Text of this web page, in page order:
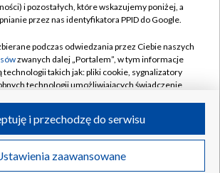
Cyfrowa
Pomoc
Kontakt
Kanały
Polska S.A. w likwidacji
i pozostałych, które wskazujemy poniżej, a
przez nas identyfikatora PPID do Google.
podczas odwiedzania przez Ciebie naszych
zwanych dalej „Portalem”, w tym informacje
technologii takich jak: pliki cookie, sygnalizatory
technologii umożliwiających świadczenie
podczas odwiedzania przez Ciebie
na Portalu, takie jak adresy IP, identyfikatory
zaawansowane
i przechodzę do serwisu